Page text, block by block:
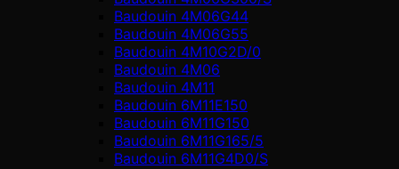
Baudouin 4M06G44
Baudouin 4M06G55
Baudouin 4M10G2D/0
Baudouin 4М06
Baudouin 4М11
Baudouin 6M11E150
Baudouin 6M11G150
Baudouin 6M11G165/5
Baudouin 6M11G4D0/S